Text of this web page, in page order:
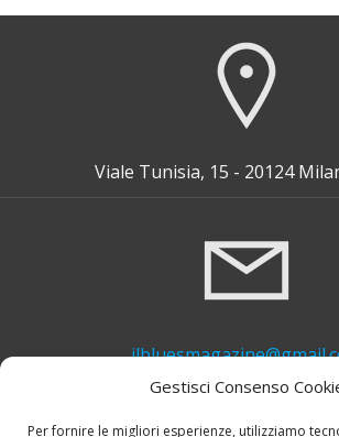
Gestisci Consenso
Per fornire le migliori esperienze, utilizziamo
Viale Tunisia, 15 - 20124